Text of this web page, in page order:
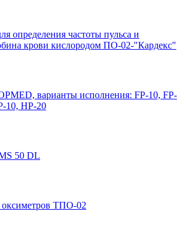
определения частоты пульса и
крови кислородом ПО-02-"Кардекс"
варианты исполнения: FP-10, FP-
10, HP-20
50 DL
оксиметров ТПО-02